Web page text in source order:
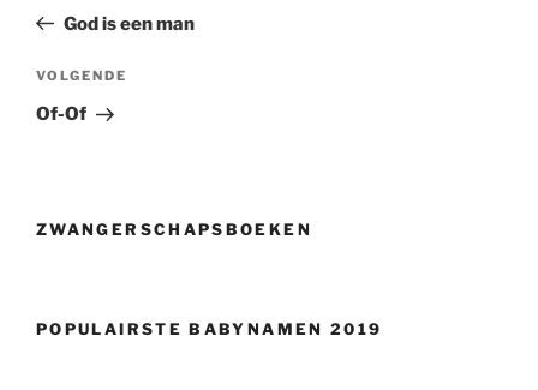
bericht
God is een man
Volgend
bericht
VOLGENDE
Of-Of
ZWANGERSCHAPSBOEKEN
POPULAIRSTE BABYNAMEN 2019